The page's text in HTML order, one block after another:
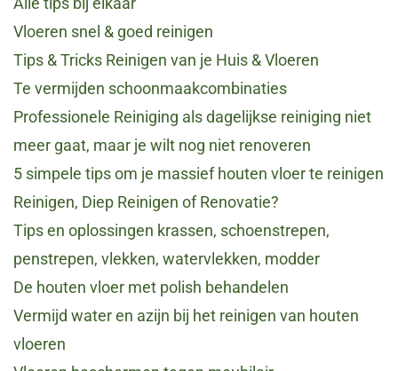
Vloeren snel & goed reinigen
Tips & Tricks Reinigen van je Huis & Vloeren
Te vermijden schoonmaakcombinaties
Professionele Reiniging als dagelijkse reiniging niet
meer gaat, maar je wilt nog niet renoveren
5 simpele tips om je massief houten vloer te reinigen
Reinigen, Diep Reinigen of Renovatie?
Tips en oplossingen krassen, schoenstrepen,
penstrepen, vlekken, watervlekken, modder
De houten vloer met polish behandelen
Vermijd water en azijn bij het reinigen van houten
vloeren